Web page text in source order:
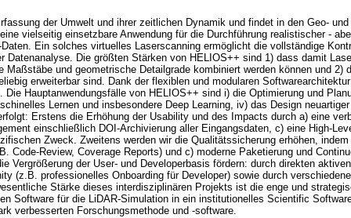
der Umwelt und ihrer zeitlichen Dynamik und findet in den Geo-
vielseitig einsetzbare Anwendung für die Durchführung realistischer -
Ein solches virtuelles Laserscanning ermöglicht die vollständige
Die größten Stärken von HELIOS++ sind 1) dass damit
und geometrische Detailgrade kombiniert werden können und
erweiterbar sind. Dank der flexiblen und modularen
Hauptanwendungsfälle von HELIOS++ sind i) die Optimierung und
Lernen und insbesondere Deep Learning, iv) das Design
Erstens die Erhöhung der Usability und des Impacts durch a) eine
einschließlich DOI-Archivierung aller Eingangsdaten, c) eine High-
Zweck. Zweitens werden wir die Qualitätssicherung erhöhen,
Code-Review, Coverage Reports) und c) moderne Paketierung und
Vergrößerung der User- und Developerbasis fördern: durch direkten
(z.B. professionelles Onboarding für Developer) sowie durch
Stärke dieses interdisziplinären Projekts ist die enge und
Software für die LiDAR-Simulation in ein institutionelles Scientific
verbesserten Forschungsmethode und -software.